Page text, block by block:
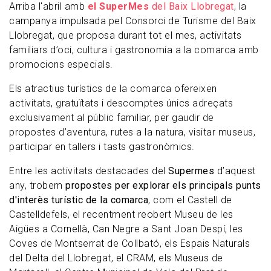
Arriba l'abril amb el SuperMes del Baix Llobregat, la
campanya impulsada pel Consorci de Turisme del Baix
Llobregat, que proposa durant tot el mes, activitats
familiars d’oci, cultura i gastronomia a la comarca amb
promocions especials.
Els atractius turístics de la comarca ofereixen
activitats, gratuïtats i descomptes únics adreçats
exclusivament al públic familiar, per gaudir de
propostes d’aventura, rutes a la natura, visitar museus,
participar en tallers i tasts gastronòmics.
Entre les activitats destacades del Supermes d’aquest
any, trobem propostes per explorar els principals punts
d'interès turístic de la comarca, com el Castell de
Castelldefels, el recentment reobert Museu de les
Aigües a Cornellà, Can Negre a Sant Joan Despí, les
Coves de Montserrat de Collbató, els Espais Naturals
del Delta del Llobregat, el CRAM, els Museus de